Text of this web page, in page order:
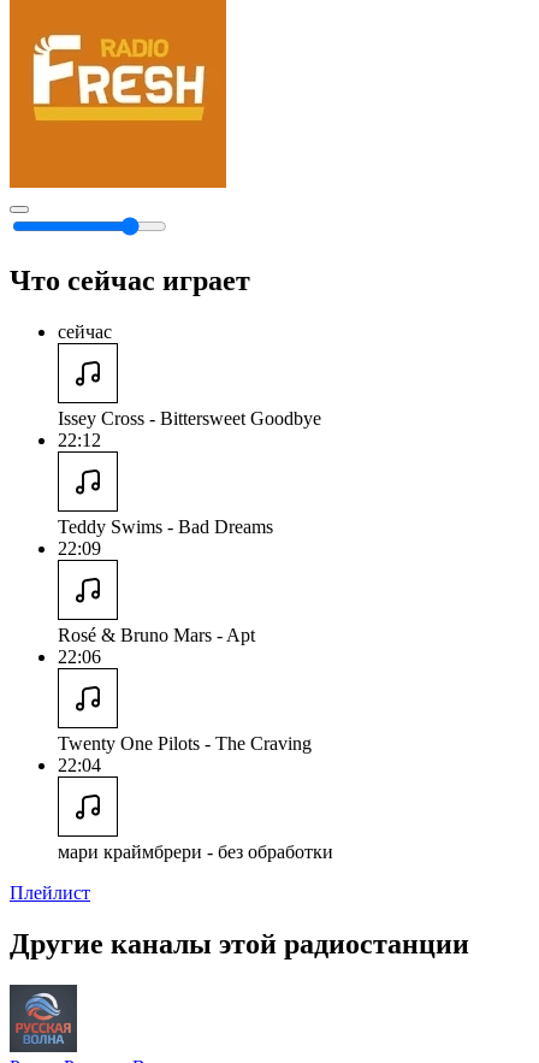
Что сейчас играет
сейчас
Issey Cross - Bittersweet Goodbye
22:12
Teddy Swims - Bad Dreams
22:09
Rosé & Bruno Mars - Apt
22:06
Twenty One Pilots - The Craving
22:04
мари краймбрери - без обработки
Плейлист
Другие каналы этой радиостанции